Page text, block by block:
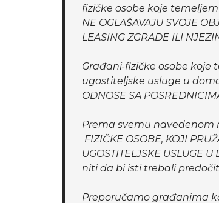
fizičke osobe koje
NE OGLAŠAVAJU SVOJE
LEASING ZGRADE ILI
Građani-fizičke osobe
ugostiteljske usluge u
ODNOSE SA
Prema svemu navedenom
FIZIČKE OSOBE, KOJI
UGOSTITELJSKE
niti da bi isti trebali
Preporučamo građanima